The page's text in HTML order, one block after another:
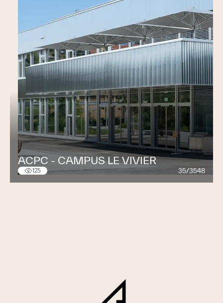
ACPC - CAMPUS LE VIVIER
125 35/3548